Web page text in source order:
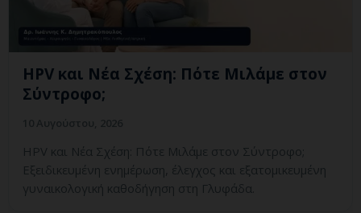
HPV και Νέα Σχέση: Πότε Μιλάμε στον
Σύντροφο;
HPV και Νέα Σχέση: Πότε Μιλάμε στον Σύντροφο;
Εξειδικευμένη ενημέρωση, έλεγχος και εξατομικευμένη
γυναικολογική καθοδήγηση στη Γλυφάδα.